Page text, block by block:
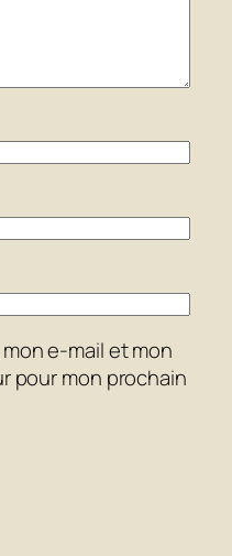
e-mail et mon
pour mon prochain